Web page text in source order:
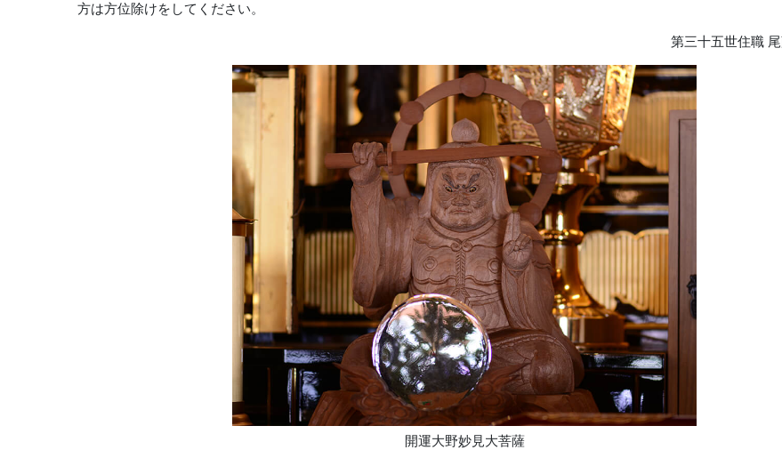
方は方位除けをしてください。
第三十五世住職
開運大野妙見大菩薩